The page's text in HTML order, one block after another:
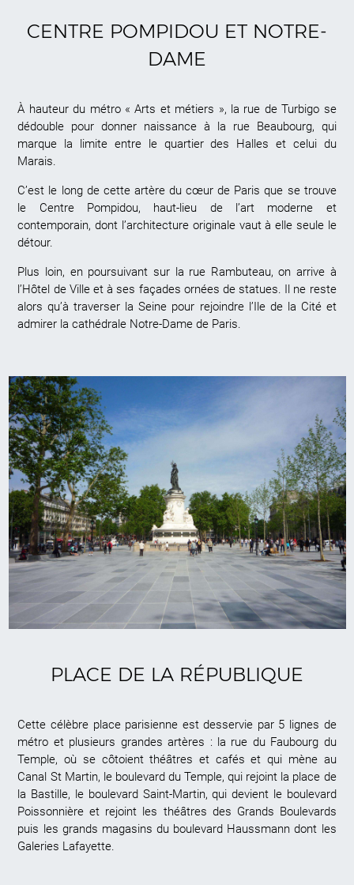
CENTRE POMPIDOU ET NOTRE-
DAME
À hauteur du métro « Arts et métiers », la rue de Turbigo se
dédouble pour donner naissance à la rue Beaubourg, qui
marque la limite entre le quartier des Halles et celui du
Marais.
C’est le long de cette artère du cœur de Paris que se trouve
le Centre Pompidou, haut-lieu de l’art moderne et
contemporain, dont l’architecture originale vaut à elle seule le
détour.
Plus loin, en poursuivant sur la rue Rambuteau, on arrive à
l’Hôtel de Ville et à ses façades ornées de statues. Il ne reste
alors qu’à traverser la Seine pour rejoindre l’Ile de la Cité et
admirer la cathédrale Notre-Dame de Paris.
PLACE DE LA RÉPUBLIQUE
Cette célèbre place parisienne est desservie par 5 lignes de
métro et plusieurs grandes artères : la rue du Faubourg du
Temple, où se côtoient théâtres et cafés et qui mène au
Canal St Martin, le boulevard du Temple, qui rejoint la place de
la Bastille, le boulevard Saint-Martin, qui devient le boulevard
Poissonnière et rejoint les théâtres des Grands Boulevards
puis les grands magasins du boulevard Haussmann dont les
Galeries Lafayette.